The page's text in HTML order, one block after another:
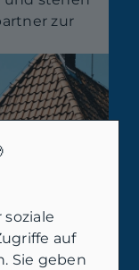
zur
auf
Sie geben